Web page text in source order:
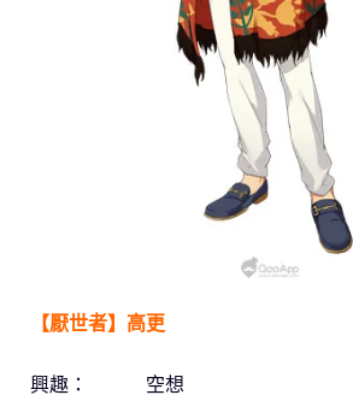
【厭世者】高更
興趣： 空想